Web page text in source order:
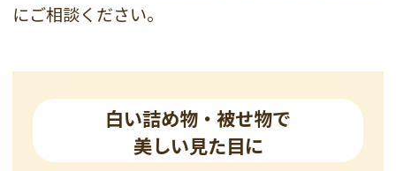
にご相談ください。
白い詰め物・被せ物で
美しい見た目に